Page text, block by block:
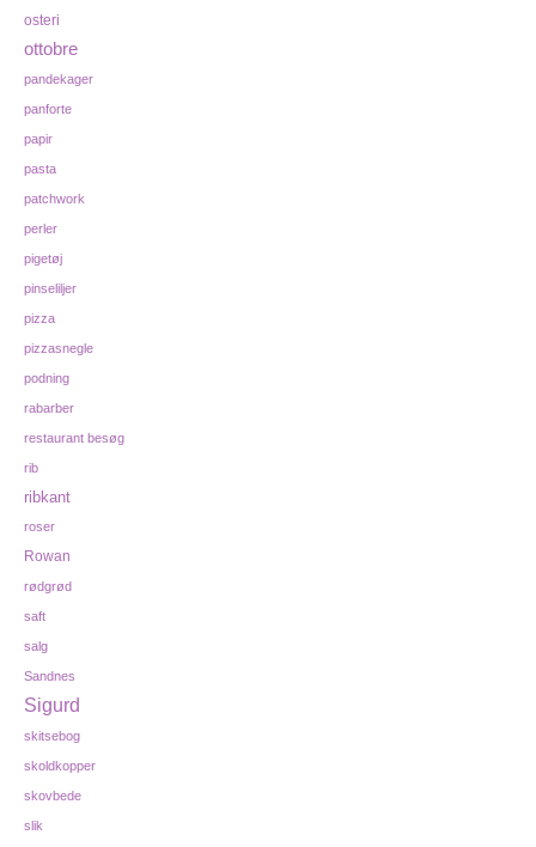
osteri
ottobre
pandekager
panforte
papir
pasta
patchwork
perler
pigetøj
pinseliljer
pizza
pizzasnegle
podning
rabarber
restaurant besøg
rib
ribkant
roser
Rowan
rødgrød
saft
salg
Sandnes
Sigurd
skitsebog
skoldkopper
skovbede
slik